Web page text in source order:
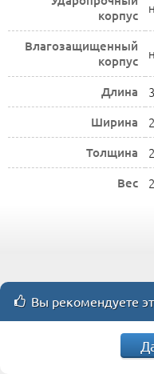
корпус
Влагозащищенный
корпус
Длина
Ширина
Толщина
Вес
Вы рекомендуете